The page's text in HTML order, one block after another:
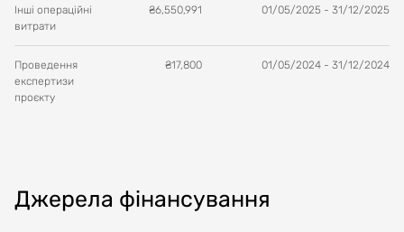
Інші операційні
витрати
₴6,550,991 01/05/2025 - 31/12/2025
Проведення
експертизи
проєкту
₴17,800 01/05/2024 - 31/12/2024
Джерела фінансування